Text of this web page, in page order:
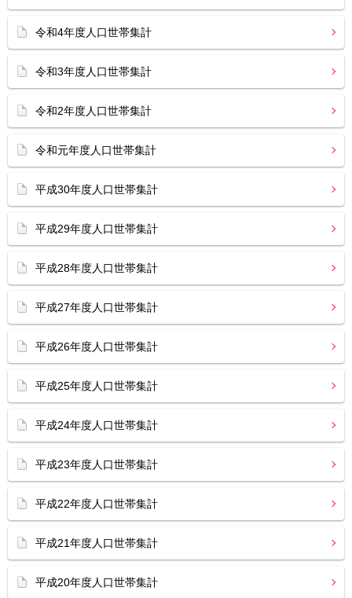
令和4年度人口世帯集計
令和3年度人口世帯集計
令和2年度人口世帯集計
令和元年度人口世帯集計
平成30年度人口世帯集計
平成29年度人口世帯集計
平成28年度人口世帯集計
平成27年度人口世帯集計
平成26年度人口世帯集計
平成25年度人口世帯集計
平成24年度人口世帯集計
平成23年度人口世帯集計
平成22年度人口世帯集計
平成21年度人口世帯集計
平成20年度人口世帯集計